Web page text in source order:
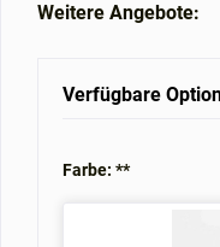
Weitere Angebote:
Verfügbare
Farbe: **